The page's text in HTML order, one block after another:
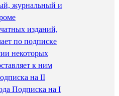
журнальный и
изданий,
по подписке
некоторых
к ним
на II
Подписка на I